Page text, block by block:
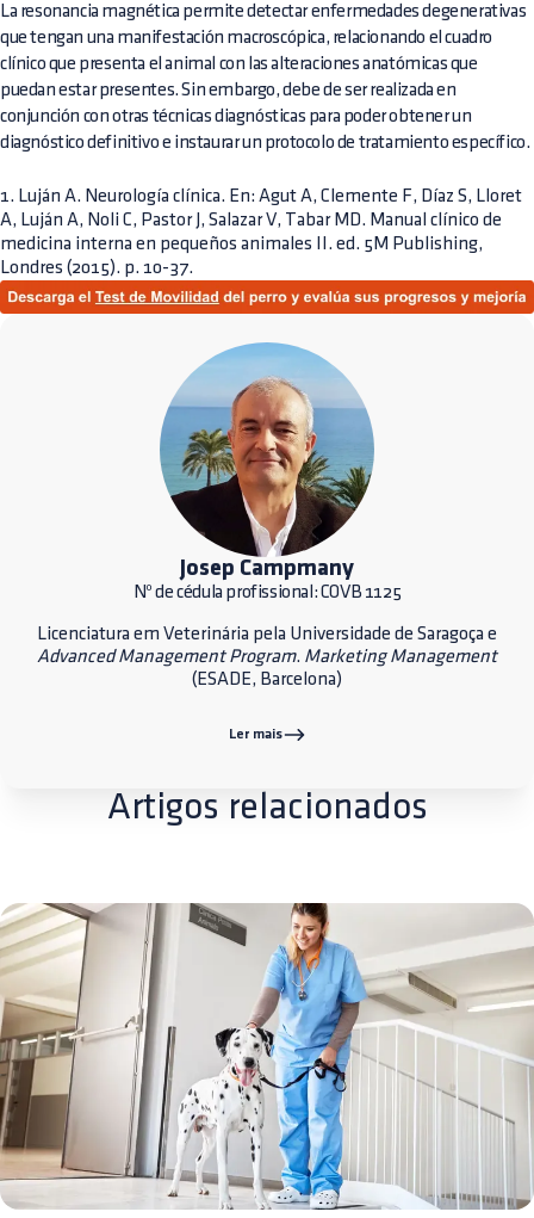
La resonancia magnética permite detectar enfermedades degenerativas
que tengan una manifestación macroscópica, relacionando el cuadro
clínico que presenta el animal con las alteraciones anatómicas que
puedan estar presentes. Sin embargo, debe de ser realizada en
conjunción con otras técnicas diagnósticas para poder obtener un
diagnóstico definitivo e instaurar un protocolo de tratamiento específico.
1. Luján A. Neurología clínica. En: Agut A, Clemente F, Díaz S, Lloret
A, Luján A, Noli C, Pastor J, Salazar V, Tabar MD. Manual clínico de
medicina interna en pequeños animales II. ed. 5M Publishing,
Londres (2015). p. 10-37.
Josep Campmany
Nº de cédula profissional: COVB 1125
Licenciatura em Veterinária pela Universidade de Saragoça e
Advanced Management Program. Marketing Management
(ESADE, Barcelona)
Ler mais
Artigos relacionados